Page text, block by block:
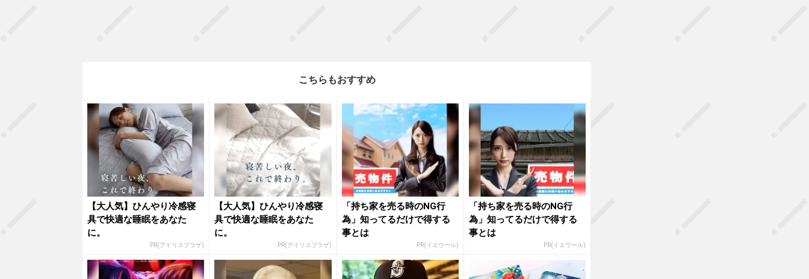
こちらもおすすめ
【大人気】ひんやり冷感寝
具で快適な睡眠をあなた
に。
PR(アイリスプラザ)
【大人気】ひんやり冷感寝
具で快適な睡眠をあなた
に。
PR(アイリスプラザ)
「持ち家を売る時のNG行
為」知ってるだけで得する
事とは
PR(イエウール)
「持ち家を売る時のNG行
為」知ってるだけで得する
事とは
PR(イエウール)